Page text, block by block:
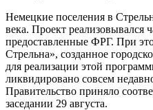
Немецкие поселения в
века. Проект реализовывался
предоставленные ФРГ. При
Стрельна», созданное
для реализации этой
ликвидировано совсем
Правительство приняло
заседании 29 августа.